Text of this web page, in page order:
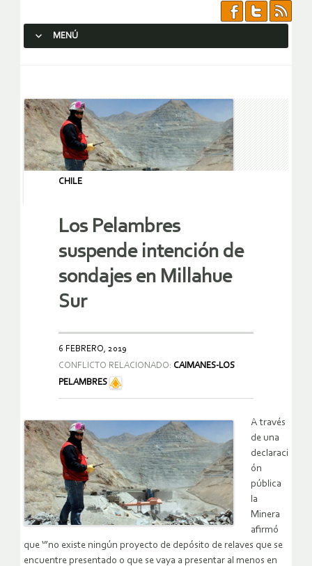
MENÚ
CHILE
Los Pelambres
suspende intención de
sondajes en Millahue
Sur
6 FEBRERO, 2019
CONFLICTO RELACIONADO: CAIMANES-LOS
PELAMBRES
A través
de una
declaraci
ón
pública
la
Minera
afirmó
que ‘”no existe ningún proyecto de depósito de relaves que se
encuentre presentado o que se vaya a presentar al menos en